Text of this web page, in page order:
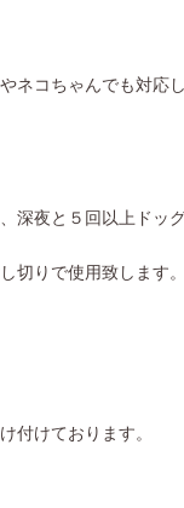
ネコちゃんでも対応
深夜と５回以上ドッ
切りで使用致します
付けております。